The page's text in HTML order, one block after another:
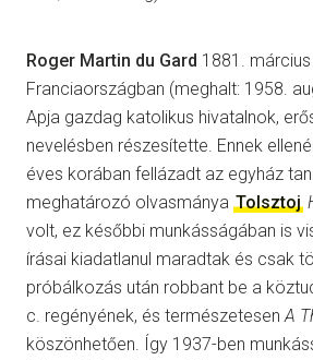
Roger Martin du Gard 1881.
Franciaországban (meghalt: 1958.
Apja gazdag katolikus hivatalnok,
nevelésben részesítette. Ennek
éves korában fellázadt az egyház
meghatározó olvasmánya Tolsztoj
volt, ez későbbi munkásságában is
írásai kiadatlanul maradtak és csak
próbálkozás után robbant be a
c. regényének, és természetesen A
köszönhetően. Így 1937-ben